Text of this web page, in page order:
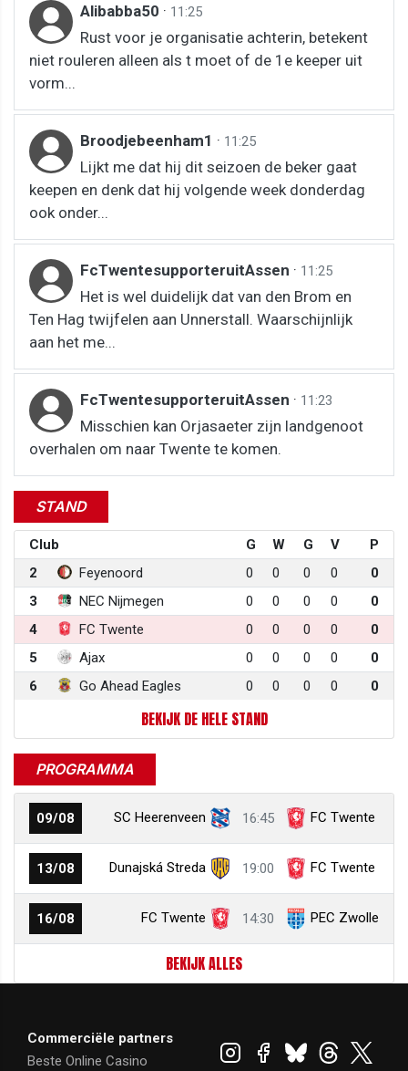
Alibabba50 · 11:25
Rust voor je organisatie achterin, betekent
niet rouleren alleen als t moet of de 1e keeper uit
vorm...
Broodjebeenham1 · 11:25
Lijkt me dat hij dit seizoen de beker gaat
keepen en denk dat hij volgende week donderdag
ook onder...
FcTwentesupporteruitAssen · 11:25
Het is wel duidelijk dat van den Brom en
Ten Hag twijfelen aan Unnerstall. Waarschijnlijk
aan het me...
FcTwentesupporteruitAssen · 11:23
Misschien kan Orjasaeter zijn landgenoot
overhalen om naar Twente te komen.
STAND
Club G W G V
P
2
Feyenoord 0 0 0 0
0
3
NEC Nijmegen 0 0 0 0
0
4
FC Twente 0 0 0 0
0
5
Ajax 0 0 0 0
0
6
Go Ahead Eagles 0 0 0 0 0
BEKIJK DE HELE STAND
PROGRAMMA
09/08 SC Heerenveen 16:45 FC Twente
13/08 Dunajská Streda 19:00 FC Twente
16/08 FC Twente 14:30 PEC Zwolle
BEKIJK ALLES
Commerciële partners
Beste Online Casino